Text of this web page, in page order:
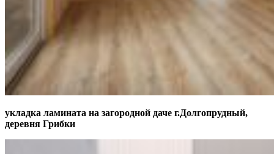
укладка ламината на загородной даче г.Долгопрудный,
деревня Грибки